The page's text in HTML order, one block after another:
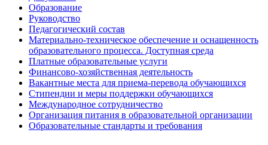
Образование
Руководство
Педагогический состав
Материально-техническое обеспечение и оснащенность
образовательного процесса. Доступная среда
Платные образовательные услуги
Финансово-хозяйственная деятельность
Вакантные места для приема-перевода обучающихся
Стипендии и меры поддержки обучающихся
Международное сотрудничество
Организация питания в образовательной организации
Образовательные стандарты и требования